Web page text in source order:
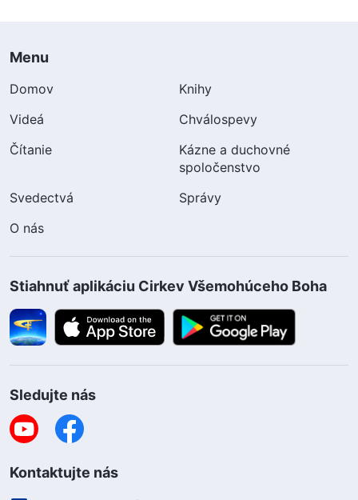
Menu
Domov
Knihy
Videá
Chválospevy
Čítanie
Kázne a duchovné
spoločenstvo
Svedectvá
Správy
O nás
Stiahnuť aplikáciu Cirkev Všemohúceho Boha
Sledujte nás
Kontaktujte nás